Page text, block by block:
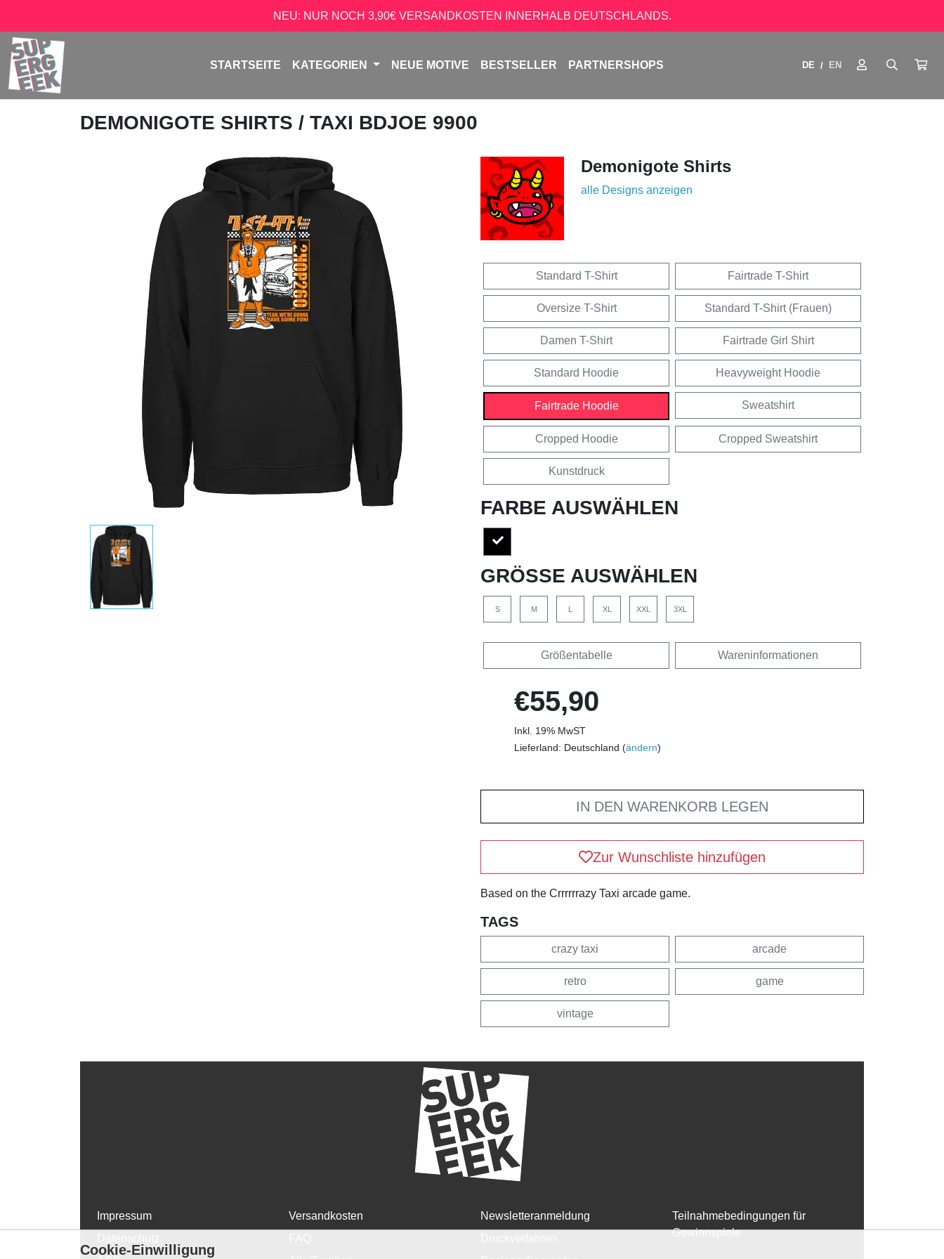
NEU: NUR NOCH 3,90€ VERSANDKOSTEN INNERHALB DEUTSCHLANDS.
STARTSEITE KATEGORIEN NEUE MOTIVE BESTSELLER PARTNERSHOPS DE / EN
DEMONIGOTE SHIRTS / TAXI BDJOE 9900
Demonigote Shirts
alle Designs anzeigen
Standard T-Shirt Fairtrade T-Shirt
Oversize T-Shirt Standard T-Shirt (Frauen)
Damen T-Shirt Fairtrade Girl Shirt
Standard Hoodie Heavyweight Hoodie
Fairtrade Hoodie Sweatshirt
Cropped Hoodie Cropped Sweatshirt
Kunstdruck
FARBE AUSWÄHLEN
GRÖSSE AUSWÄHLEN
S M L XL XXL 3XL
Größentabelle Wareninformationen
€55,90
Inkl. 19% MwST
Lieferland: Deutschland (ändern)
IN DEN WARENKORB LEGEN
Zur Wunschliste hinzufügen
Based on the Crrrrrrazy Taxi arcade game.
TAGS
crazy taxi arcade
retro game
vintage
Impressum
Versandkosten
Newsletteranmeldung
Teilnahmebedingungen für
Gewinnspiele
Cookie-Einwilligung